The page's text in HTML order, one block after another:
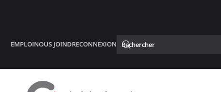
EMPLOINOUS JOINDRECONNEXION